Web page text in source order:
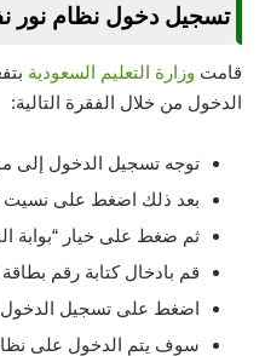
تسجيل دخول نظام نور
قامت وزارة التعليم السعودية
الدخول من خلال الفقرة التالية:
توجه تسجيل الدخول إلى
بعد ذلك اضغط على نسيت
ثم ضغط على خيار “بوابة
قم بادخال كتابة رقم
اضغط على تسجيل
سوف يتم الدخول على